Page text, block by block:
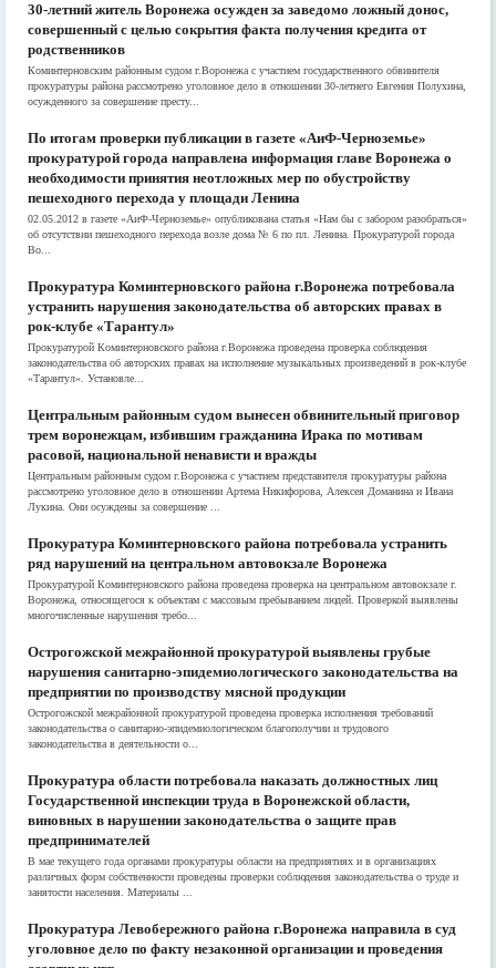
30-летний житель Воронежа осужден за заведомо ложный донос,
совершенный с целью сокрытия факта получения кредита от
родственников
Коминтерновским районным судом г.Воронежа с участием государственного обвинителя
прокуратуры района рассмотрено уголовное дело в отношении 30-летнего Евгения Полухина,
осужденного за совершение престу...
По итогам проверки публикации в газете «АиФ-Черноземье»
прокуратурой города направлена информация главе Воронежа о
необходимости принятия неотложных мер по обустройству
пешеходного перехода у площади Ленина
02.05.2012 в газете «АиФ-Черноземье» опубликована статья «Нам бы с забором разобраться»
об отсутствии пешеходного перехода возле дома № 6 по пл. Ленина. Прокуратурой города
Во...
Прокуратура Коминтерновского района г.Воронежа потребовала
устранить нарушения законодательства об авторских правах в
рок-клубе «Тарантул»
Прокуратурой Коминтерновского района г.Воронежа проведена проверка соблюдения
законодательства об авторских правах на исполнение музыкальных произведений в рок-клубе
«Тарантул». Установле...
Центральным районным судом вынесен обвинительный приговор
трем воронежцам, избившим гражданина Ирака по мотивам
расовой, национальной ненависти и вражды
Центральным районным судом г.Воронежа с участием представителя прокуратуры района
рассмотрено уголовное дело в отношении Артема Никифорова, Алексея Доманина и Ивана
Лукина. Они осуждены за совершение ...
Прокуратура Коминтерновского района потребовала устранить
ряд нарушений на центральном автовокзале Воронежа
Прокуратурой Коминтерновского района проведена проверка на центральном автовокзале г.
Воронежа, относящегося к объектам с массовым пребыванием людей. Проверкой выявлены
многочисленные нарушения требо...
Острогожской межрайонной прокуратурой выявлены грубые
нарушения санитарно-эпидемиологического законодательства на
предприятии по производству мясной продукции
Острогожской межрайонной прокуратурой проведена проверка исполнения требо­ваний
законода­тельства о санитарно-эпидемиологическом благополучии и трудо­вого
законодательства в деятельности о...
Прокуратура области потребовала наказать должностных лиц
Государственной инспекции труда в Воронежской области,
виновных в нарушении законодательства о защите прав
предпринимателей
В мае текущего года органами прокуратуры области на предприятиях и в организациях
различных форм собственности проведены проверки соблюдения законодательства о труде и
занятости населения. Материалы ...
Прокуратура Левобережного района г.Воронежа направила в суд
уголовное дело по факту незаконной организации и проведения